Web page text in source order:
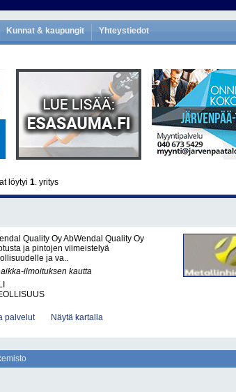
Kunnat & kaupungit Yhteystiedot
löytyi 1. yritys
Quality Oy AbWendal Quality Oy
ja pintojen viimeistelyä
ja va..
ilmoituksen kautta
palvelut Näytä kartalla